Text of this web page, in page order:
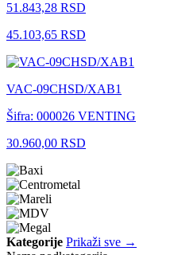
51.843,28 RSD
45.103,65 RSD
VAC-09CHSD/XAB1
Šifra: 000026 VENTING
30.960,00 RSD
Kategorije Prikaži sve →